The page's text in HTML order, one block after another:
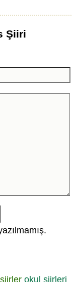
Şiiri
okul şiirleri